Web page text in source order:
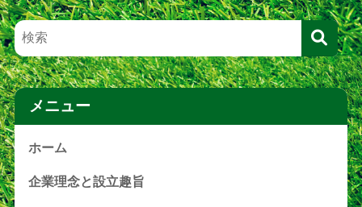
メニュー
ホーム
企業理念と設立趣旨